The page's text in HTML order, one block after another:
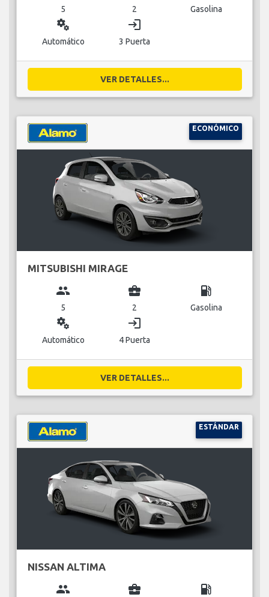
5 2 Gasolina
miscellaneous_services
Automático
login
3 Puerta
VER DETALLES...
ECONÓMICO
MITSUBISHI MIRAGE
group
5
business_center
2
local_gas_station
Gasolina
miscellaneous_services
Automático
login
4 Puerta
VER DETALLES...
ESTÁNDAR
NISSAN ALTIMA
group business_center local_gas_station